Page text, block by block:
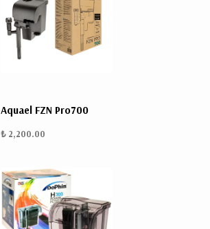
Aquael FZN Pro700
₺ 2,200.00